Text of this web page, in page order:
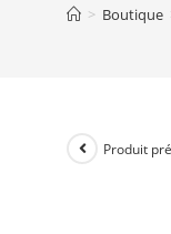
> Boutique
Produit